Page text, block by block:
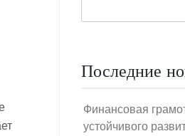
Последние
Финансовая
устойчивого